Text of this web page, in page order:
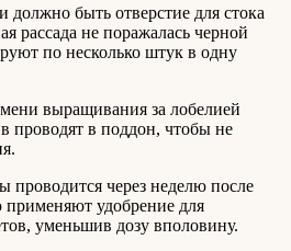
должно быть отверстие для стока
рассада не поражалась черной
по несколько штук в одну
выращивания за лобелией
проводят в поддон, чтобы не
проводится через неделю после
удобрение для
уменьшив дозу вполовину.